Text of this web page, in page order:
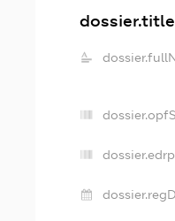
dossier.title